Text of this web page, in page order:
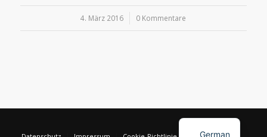
4. März 2016
/ 0 Kommentare
German